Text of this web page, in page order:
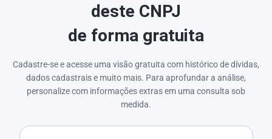
deste CNPJ
de forma gratuita
Cadastre-se e acesse uma visão gratuita com histórico de dívidas,
dados cadastrais e muito mais. Para aprofundar a análise,
personalize com informações extras em uma consulta sob
medida.